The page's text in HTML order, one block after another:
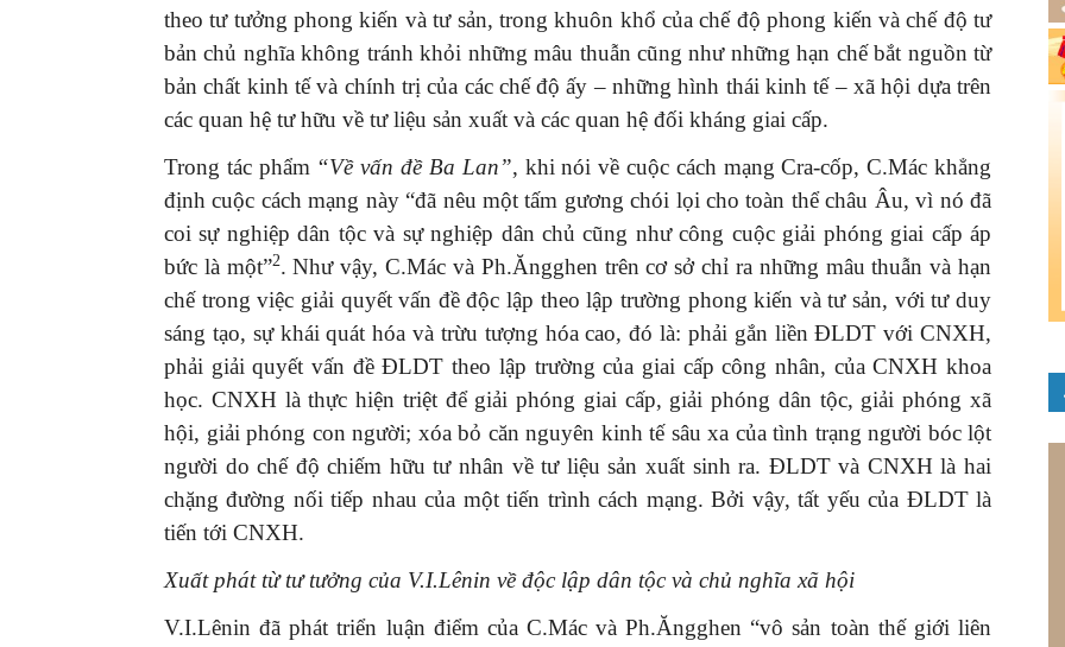
theo tư tưởng phong kiến và tư sản, trong khuôn khổ của chế độ phong kiến và chế độ tư
bản chủ nghĩa không tránh khỏi những mâu thuẫn cũng như những hạn chế bắt nguồn từ
bản chất kinh tế và chính trị của các chế độ ấy – những hình thái kinh tế – xã hội dựa trên
các quan hệ tư hữu về tư liệu sản xuất và các quan hệ đối kháng giai cấp.
Trong tác phẩm “Về vấn đề Ba Lan”, khi nói về cuộc cách mạng Cra-cốp, C.Mác khẳng
định cuộc cách mạng này “đã nêu một tấm gương chói lọi cho toàn thể châu Âu, vì nó đã
coi sự nghiệp dân tộc và sự nghiệp dân chủ cũng như công cuộc giải phóng giai cấp áp
bức là một”2. Như vậy, C.Mác và Ph.Ăngghen trên cơ sở chỉ ra những mâu thuẫn và hạn
chế trong việc giải quyết vấn đề độc lập theo lập trường phong kiến và tư sản, với tư duy
sáng tạo, sự khái quát hóa và trừu tượng hóa cao, đó là: phải gắn liền ĐLDT với CNXH,
phải giải quyết vấn đề ĐLDT theo lập trường của giai cấp công nhân, của CNXH khoa
học. CNXH là thực hiện triệt để giải phóng giai cấp, giải phóng dân tộc, giải phóng xã
hội, giải phóng con người; xóa bỏ căn nguyên kinh tế sâu xa của tình trạng người bóc lột
người do chế độ chiếm hữu tư nhân về tư liệu sản xuất sinh ra. ĐLDT và CNXH là hai
chặng đường nối tiếp nhau của một tiến trình cách mạng. Bởi vậy, tất yếu của ĐLDT là
tiến tới CNXH.
Xuất phát từ tư tưởng của V.I.Lênin về độc lập dân tộc và chủ nghĩa xã hội
V.I.Lênin đã phát triển luận điểm của C.Mác và Ph.Ăngghen “vô sản toàn thế giới liên